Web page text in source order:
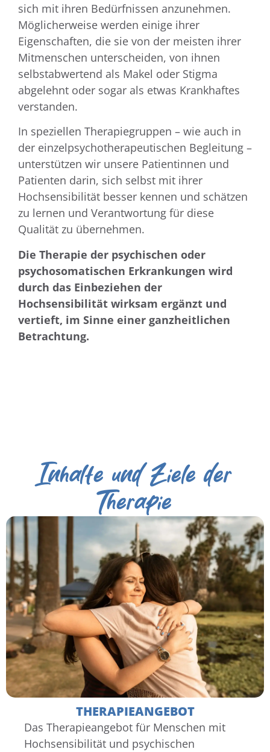
sich mit ihren Bedürfnissen anzunehmen.
Möglicherweise werden einige ihrer
Eigenschaften, die sie von der meisten ihrer
Mitmenschen unterscheiden, von ihnen
selbstabwertend als Makel oder Stigma
abgelehnt oder sogar als etwas Krankhaftes
verstanden.
In speziellen Therapiegruppen – wie auch in
der einzelpsychotherapeutischen Begleitung –
unterstützen wir unsere Patientinnen und
Patienten darin, sich selbst mit ihrer
Hochsensibilität besser kennen und schätzen
zu lernen und Verantwortung für diese
Qualität zu übernehmen.
Die Therapie der psychischen oder
psychosomatischen Erkrankungen wird
durch das Einbeziehen der
Hochsensibilität wirksam ergänzt und
vertieft, im Sinne einer ganzheitlichen
Betrachtung.
Inhalte und Ziele der
Therapie
THERAPIEANGEBOT
Das Therapieangebot für Menschen mit
Hochsensibilität und psychischen